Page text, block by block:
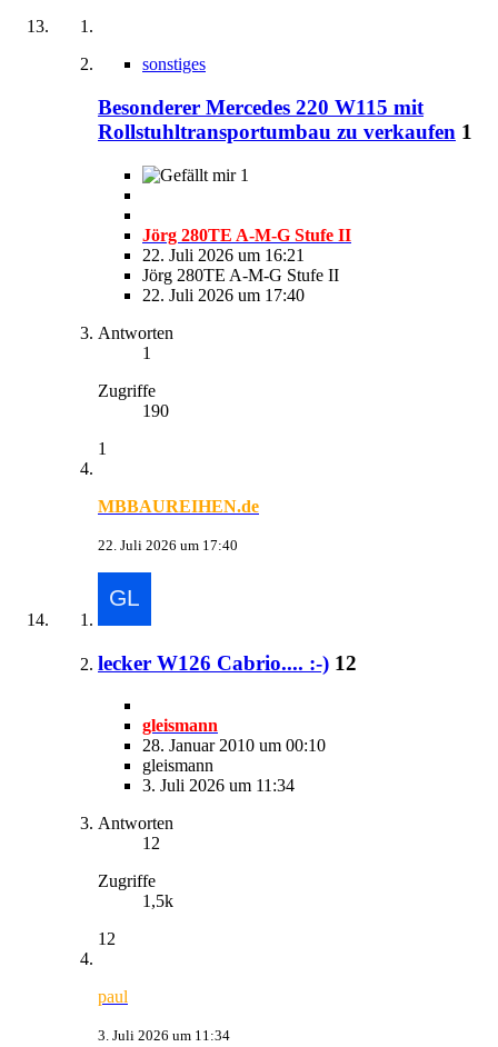
sonstiges
Besonderer Mercedes 220 W115 mit
Rollstuhltransportumbau zu verkaufen 1
1
Jörg 280TE A-M-G Stufe II
22. Juli 2026 um 16:21
Jörg 280TE A-M-G Stufe II
22. Juli 2026 um 17:40
Antworten
1
Zugriffe
190
1
MBBAUREIHEN.de
22. Juli 2026 um 17:40
lecker W126 Cabrio.... :-) 12
gleismann
28. Januar 2010 um 00:10
gleismann
3. Juli 2026 um 11:34
Antworten
12
Zugriffe
1,5k
12
paul
3. Juli 2026 um 11:34